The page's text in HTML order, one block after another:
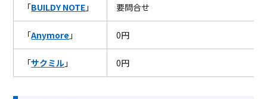
「BUILDY NOTE 」 要問合せ
「Anymore 」 0円
「サクミル 」 0円